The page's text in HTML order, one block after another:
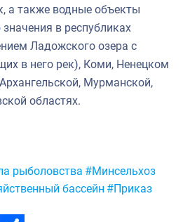
а также водные объекты
в республиках
Ладожского озера с
в него рек), Коми, Ненецком
Мурманской,
областях.
рыболовства #Минсельхоз
бассейн #Приказ